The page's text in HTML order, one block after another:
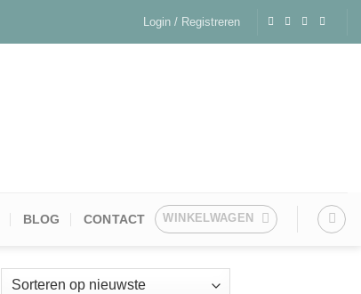
Login / Registreren
BLOG CONTACT WINKELWAGEN